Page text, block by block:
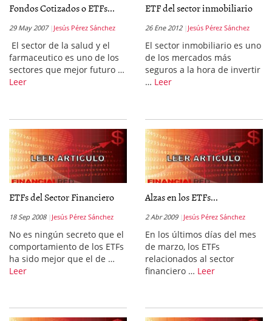
Fondos Cotizados o ETFs...
29 May 2007 Jesús Pérez Sánchez
El sector de la salud y el
farmaceutico es uno de los
sectores que mejor futuro …
Leer
ETF del sector inmobiliario
26 Ene 2012 Jesús Pérez Sánchez
El sector inmobiliario es uno
de los mercados más
seguros a la hora de invertir
… Leer
ETFs del Sector Financiero
18 Sep 2008 Jesús Pérez Sánchez
No es ningún secreto que el
comportamiento de los ETFs
ha sido mejor que el de …
Leer
Alzas en los ETFs...
2 Abr 2009 Jesús Pérez Sánchez
En los últimos días del mes
de marzo, los ETFs
relacionados al sector
financiero … Leer